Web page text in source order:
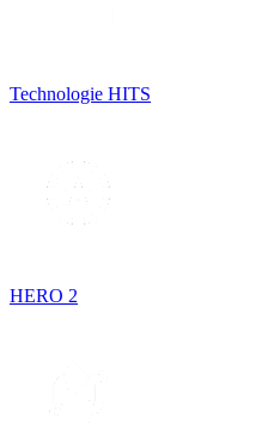
Technologie HITS
HERO 2